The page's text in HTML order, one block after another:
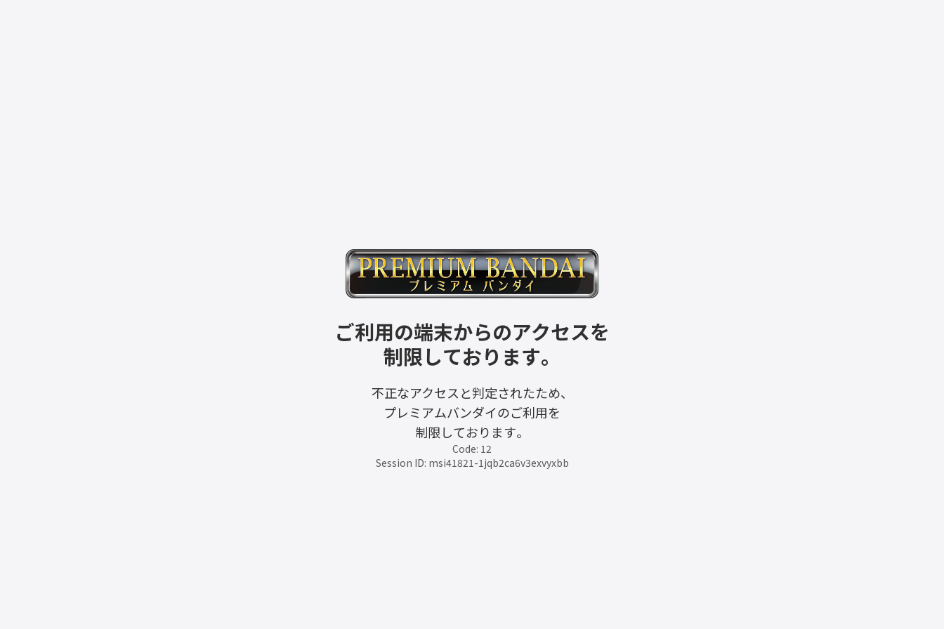
ご利用の端末からのアクセスを
制限しております。
不正なアクセスと判定されたため、
プレミアムバンダイのご利用を
制限しております。
Code: 12
Session ID: msi41821-1jqb2ca6v3exvyxbb